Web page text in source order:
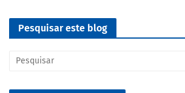
Pesquisar este blog